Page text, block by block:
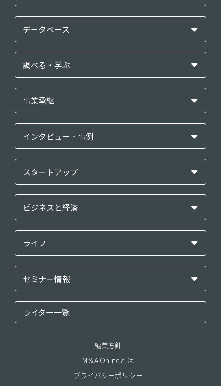
データベース
調べる・学ぶ
事業承継
インタビュー・事例
スタートアップ
ビジネスと経済
ライフ
セミナー情報
ライター一覧
編集方針
M＆A Onlineとは
プライバシーポリシー